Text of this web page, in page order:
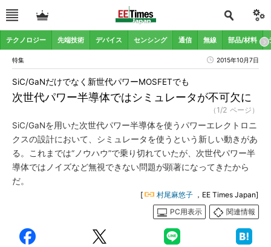
テクノロジー 先端技術 デバイス センシング 通信 無線 部品/材料
特集 2015年10月7日
次世代パワー半導体ではシミュレータが不可欠に
SiC/GaNだけでなく新世代パワーMOSFETでも
（1/2 ページ）
SiC/GaNを用いた次世代パワー半導体を使うパワーエレクトロニ
クスの設計において、シミュレータを使うという新しい動きがあ
る。これまでは“ノウハウ”で乗り切れていたが、次世代パワー半
導体ではノイズなど無視できない問題が顕著になってきたから
だ。
[ 村尾麻悠子 ，EE Times Japan]
PC用表示
関連情報